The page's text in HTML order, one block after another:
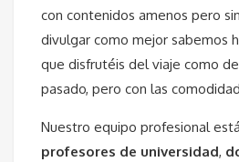
con contenidos amenos pero
divulgar como mejor sabemos
que disfrutéis del viaje como
pasado, pero con las
Nuestro equipo profesional
profesores de universidad,